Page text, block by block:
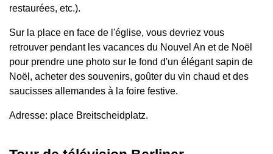
restaurées, etc.).
Sur la place en face de l'église, vous devriez vous
retrouver pendant les vacances du Nouvel An et de Noël
pour prendre une photo sur le fond d'un élégant sapin de
Noël, acheter des souvenirs, goûter du vin chaud et des
saucisses allemandes à la foire festive.
Adresse: place Breitscheidplatz.